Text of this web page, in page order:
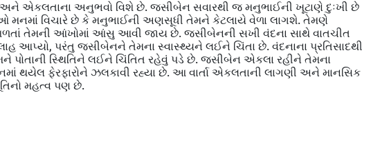
અને એકલતાના અનુભવો વિશે છે. જસીબેન સવારથી જ મનુભાઈની ખૂટાણે દુઃખી છે
વિચારે છે કે મનુભાઈની અણસૂધી તેમને કેટલાયે વેળા લાગશે. તેમણે
તેમની આંખોમાં આંસુ આવી જાય છે. જસીબેનની સખી વંદના સાથે વાતચીત
આપ્યો, પરંતુ જસીબેનને તેમના સ્વાસ્થ્યને લઈને ચિંતા છે. વંદનાના પ્રતિસાદથી
સ્થિતિને લઈને ચિંતિત રહેવું પડે છે. જસીબેન એકલા રહીને તેમના
થયેલ ફેરફારોને ઝલકાવી રહ્યા છે. આ વાર્તા એકલતાની લાગણી અને માનસિક
મહત્વ પણ છે.